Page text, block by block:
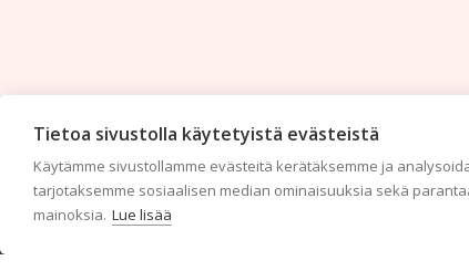
Tietoa sivustolla käytetyistä evästeistä
Käytämme sivustollamme evästeitä kerätäksemme ja
tarjotaksemme sosiaalisen median ominaisuuksia sekä
mainoksia. Lue lisää